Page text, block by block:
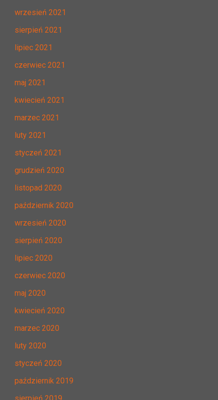
wrzesień 2021
sierpień 2021
lipiec 2021
czerwiec 2021
maj 2021
kwiecień 2021
marzec 2021
luty 2021
styczeń 2021
grudzień 2020
listopad 2020
październik 2020
wrzesień 2020
sierpień 2020
lipiec 2020
czerwiec 2020
maj 2020
kwiecień 2020
marzec 2020
luty 2020
styczeń 2020
październik 2019
sierpień 2019